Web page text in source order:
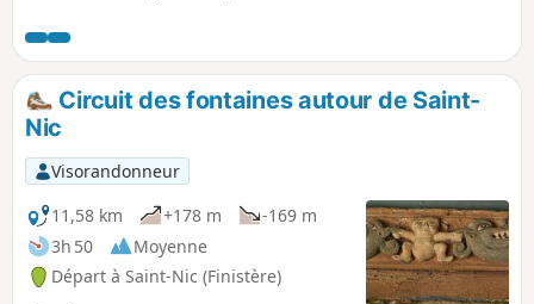
Crozon, l'Aulne maritime. Haut lieu de
l'aéromodélisme.
Circuit des fontaines autour de Saint-
Nic
Visorandonneur
11,58 km
+178 m
-169 m
3h 50
Moyenne
Départ à Saint-Nic (Finistère)